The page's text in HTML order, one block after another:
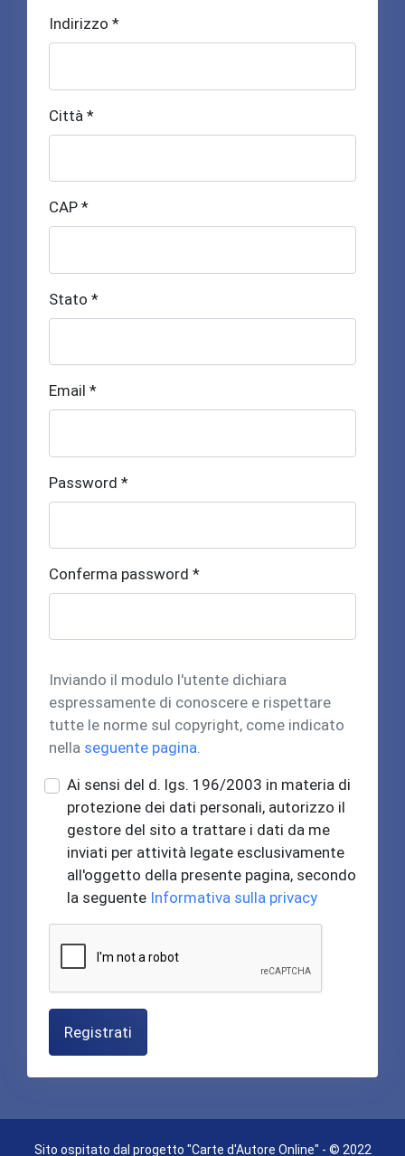
Indirizzo *
Città *
CAP *
Stato *
Email *
Password *
Conferma password *
Inviando il modulo l'utente dichiara
espressamente di conoscere e rispettare
tutte le norme sul copyright, come indicato
nella seguente pagina.
Ai sensi del d. lgs. 196/2003 in materia di
protezione dei dati personali, autorizzo il
gestore del sito a trattare i dati da me
inviati per attività legate esclusivamente
all'oggetto della presente pagina, secondo
la seguente Informativa sulla privacy
Registrati
Sito ospitato dal progetto "Carte d'Autore Online" - © 2022